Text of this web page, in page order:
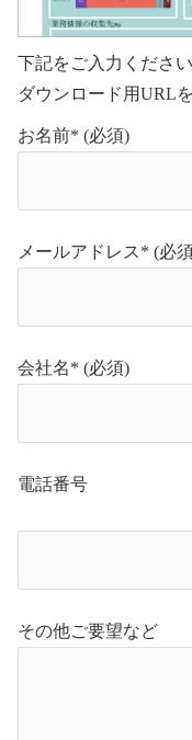
下記をご入力ください
ダウンロード用URL
お名前* (必須)
メールアドレス* (必
会社名* (必須)
電話番号
その他ご要望など